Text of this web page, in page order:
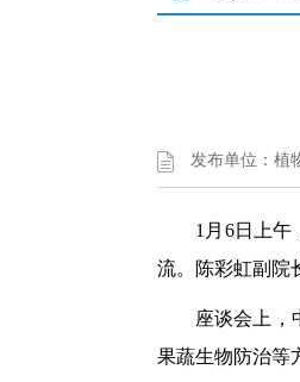
发布单位：植
1月6日上
流。陈彩虹副院
座谈会上，
果蔬生物防治等